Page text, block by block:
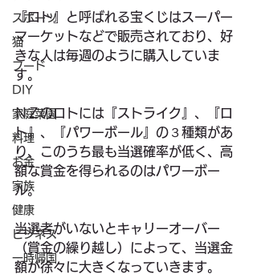
スポーツ
猫
フード
DIY
家庭菜園
料理
お金
家族
健康
ビジネス
一時帰国
『ロト』と呼ばれる宝くじはスーパー
マーケットなどで販売されており、好
きな人は毎週のように購入していま
す。
ＮＺのロトには『ストライク』、『ロ
ト』、『パワーボール』の３種類があ
り、このうち最も当選確率が低く、高
額な賞金を得られるのはパワーボー
ル。
当選者がいないとキャリーオーバー
（賞金の繰り越し）によって、当選金
額が徐々に大きくなっていきます。